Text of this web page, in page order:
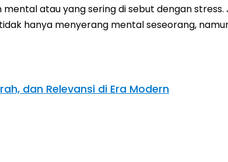
atau yang sering di sebut dengan
hanya menyerang mental seseorang,
dan Relevansi di Era Modern